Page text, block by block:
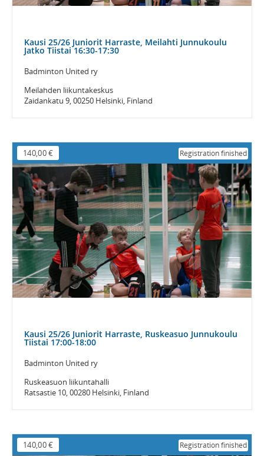
Kausi 25/26 Juniorit Harraste, Meilahti Junnukoulu
Jatko Tiistai 16:30-17:30
Badminton United ry
Meilahden liikuntakeskus
Zaidankatu 9, 00250 Helsinki, Finland
140,00 € Registration finished
Kausi 25/26 Juniorit Harraste, Ruskeasuo Junnukoulu
Tiistai 17:00-18:00
Badminton United ry
Ruskeasuon liikuntahalli
Ratsastie 10, 00280 Helsinki, Finland
140,00 € Registration finished